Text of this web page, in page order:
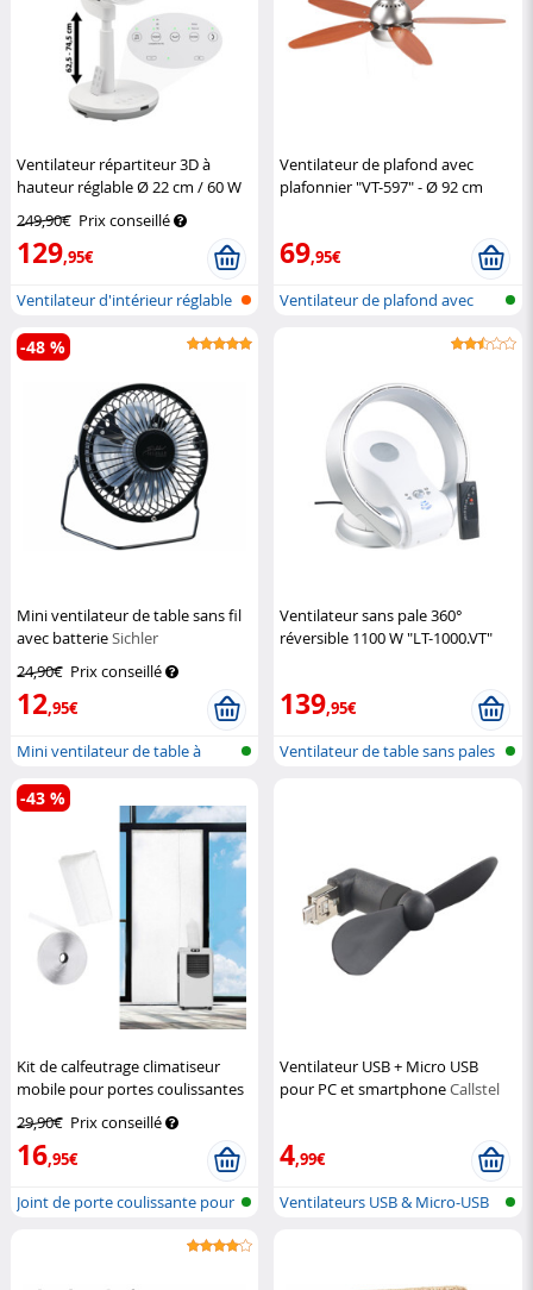
Ventilateur répartiteur 3D à
hauteur réglable Ø 22 cm / 60 W
249,90€ Prix conseillé
129,95€
Ventilateur d'intérieur réglable
en...
Ventilateur de plafond avec
plafonnier "VT-597" - Ø 92 cm
69,95€
Ventilateur de plafond avec
Mini ventilateur de table sans fil
avec batterieSichler
24,90€ Prix conseillé
12,95€
-48 %
Mini ventilateur de table à
batteri...
Ventilateur sans pale 360°
réversible 1100 W "LT-1000.VT"
139,95€
Ventilateur de table sans pales
Kit de calfeutrage climatiseur
mobile pour portes coulissantes
29,90€ Prix conseillé
16,95€
-43 %
Joint de porte coulissante pour
Ventilateur USB + Micro USB
pour PC et smartphoneCallstel
4,99€
Ventilateurs USB & Micro-USB